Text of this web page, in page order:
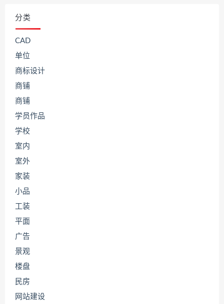
分类
CAD
单位
商标设计
商铺
商铺
学员作品
学校
室内
室外
家装
小品
工装
平面
广告
景观
楼盘
民房
网站建设